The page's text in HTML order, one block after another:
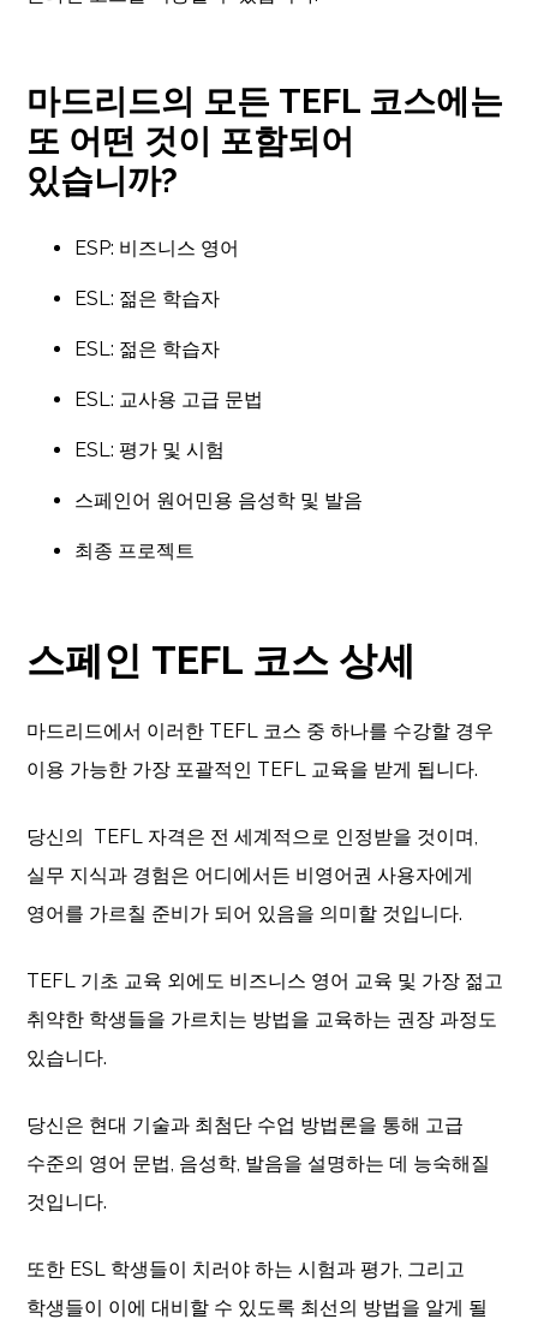
마드리드의 모든 TEFL 코스에는
또 어떤 것이 포함되어
있습니까?
ESP: 비즈니스 영어
ESL: 젊은 학습자
ESL: 젊은 학습자
ESL: 교사용 고급 문법
ESL: 평가 및 시험
스페인어 원어민용 음성학 및 발음
최종 프로젝트
스페인 TEFL 코스 상세
마드리드에서 이러한 TEFL 코스 중 하나를 수강할 경우
이용 가능한 가장 포괄적인 TEFL 교육을 받게 됩니다.
당신의 TEFL 자격은 전 세계적으로 인정받을 것이며,
실무 지식과 경험은 어디에서든 비영어권 사용자에게
영어를 가르칠 준비가 되어 있음을 의미할 것입니다.
TEFL 기초 교육 외에도 비즈니스 영어 교육 및 가장 젊고
취약한 학생들을 가르치는 방법을 교육하는 권장 과정도
있습니다.
당신은 현대 기술과 최첨단 수업 방법론을 통해 고급
수준의 영어 문법, 음성학, 발음을 설명하는 데 능숙해질
것입니다.
또한 ESL 학생들이 치러야 하는 시험과 평가, 그리고
학생들이 이에 대비할 수 있도록 최선의 방법을 알게 될